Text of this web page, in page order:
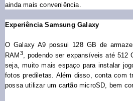
ainda mais conveniência.
Experiência Samsung Galaxy
O Galaxy A9 possui 128 GB de
RAM 3, podendo ser expansíveis até 512
seja, muito mais espaço para instalar
fotos prediletas. Além disso, conta com
possa utilizar um cartão microSD, bem